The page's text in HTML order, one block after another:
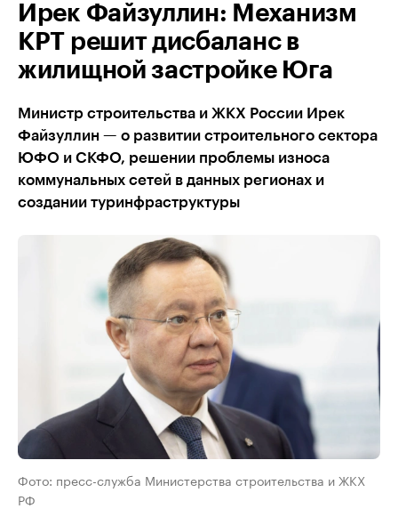
Ирек Файзуллин: Механизм
КРТ решит дисбаланс в
жилищной застройке Юга
Министр строительства и ЖКХ России Ирек
Файзуллин — о развитии строительного сектора
ЮФО и СКФО, решении проблемы износа
коммунальных сетей в данных регионах и
создании туринфраструктуры
Фото: пресс-служба Министерства строительства и ЖКХ
РФ